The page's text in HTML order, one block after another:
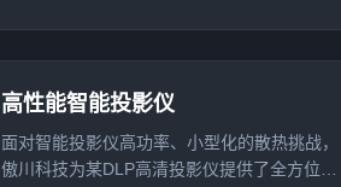
高性能智能投影仪
面对智能投影仪高功率、小型化的散热挑战，
傲川科技为某DLP高清投影仪提供了全方位的